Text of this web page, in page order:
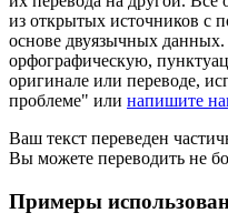
из открытых источников с
основе двуязычных
орфографическую,
оригинале или переводе,
проблеме" или напишите
Ваш текст переведен
Вы можете переводить не
Примеры